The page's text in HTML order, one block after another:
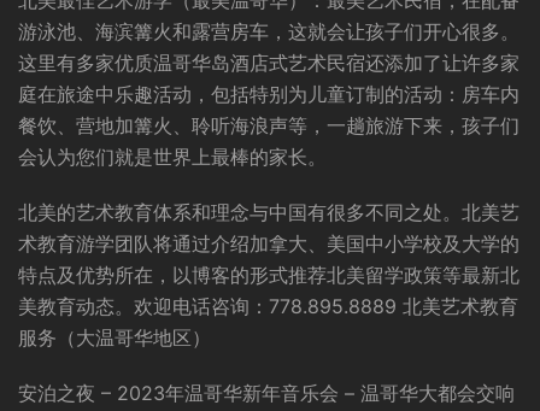
游泳池、海滨篝火和露营房车，这就会让孩子们开心很多。
这里有多家优质温哥华岛酒店式艺术民宿还添加了让许多家
庭在旅途中乐趣活动，包括特别为儿童订制的活动：房车内
餐饮、营地加篝火、聆听海浪声等，一趟旅游下来，孩子们
会认为您们就是世界上最棒的家长。
北美的艺术教育体系和理念与中国有很多不同之处。北美艺
术教育游学团队将通过介绍加拿大、美国中小学校及大学的
特点及优势所在，以博客的形式推荐北美留学政策等最新北
美教育动态。欢迎电话咨询：778.895.8889 北美艺术教育
服务（大温哥华地区）
安泊之夜 – 2023年温哥华新年音乐会 – 温哥华大都会交响